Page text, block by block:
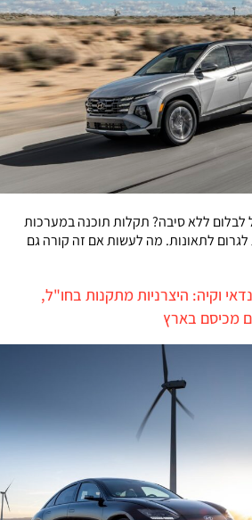
ללא סיבה? תקלות תוכנה במערכות
לתאונות. מה לעשות אם זה קורה גם
וקיה: היצרניות מתקנות בחו"ל,
מכיסם בארץ